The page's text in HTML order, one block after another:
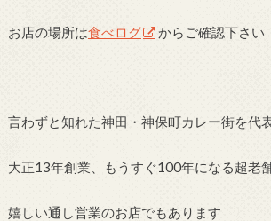
お店の場所は食べログ からご確認下さい
言わずと知れた神田・神保町カレー街を代
大正13年創業、もうすぐ100年になる超老
嬉しい通し営業のお店でもあります